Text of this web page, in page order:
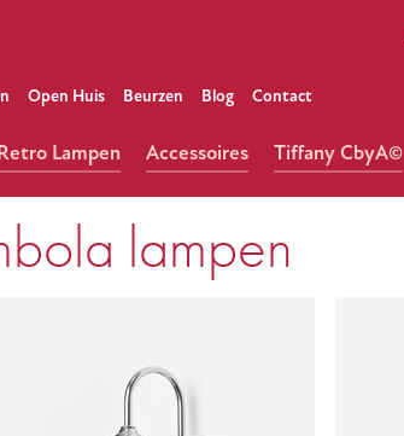
Open Huis Beurzen Blog Contact
Lampen Accessoires Tiffany CbyA©
lampen